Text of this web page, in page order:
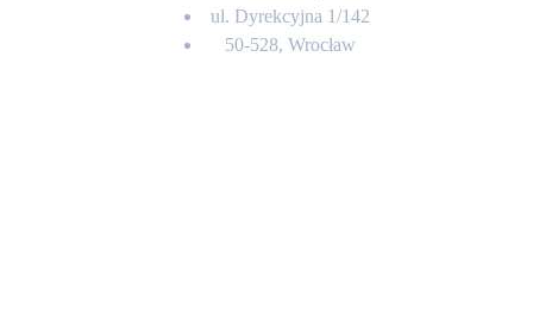
ul. Dyrekcyjna 1/142
50-528, Wrocław